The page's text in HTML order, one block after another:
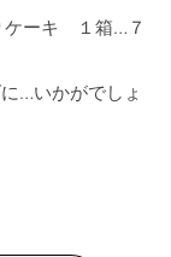
ーキ　１箱…７
…いかがでしょ